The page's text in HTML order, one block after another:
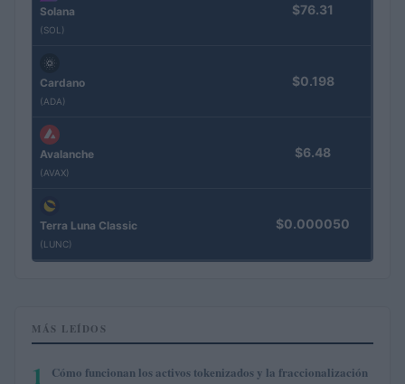
Solana
(SOL)
$76.31
Cardano
(ADA)
$0.198
Avalanche
(AVAX)
$6.48
Terra Luna Classic
(LUNC)
$0.000050
MÁS LEÍDOS
1
Cómo funcionan los activos tokenizados y la fraccionalización